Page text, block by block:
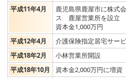
平成11年4月
鹿児島県鹿屋市に株式
ス 鹿屋営業所を設立
資本金1,000万円
平成12年4月
介護保険指定居宅サー
平成18年2月
小林営業所開設
平成18年10月
資本金2,000万円に増資